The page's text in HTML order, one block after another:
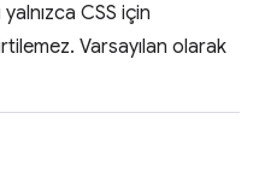
yalnızca CSS için
Varsayılan olarak